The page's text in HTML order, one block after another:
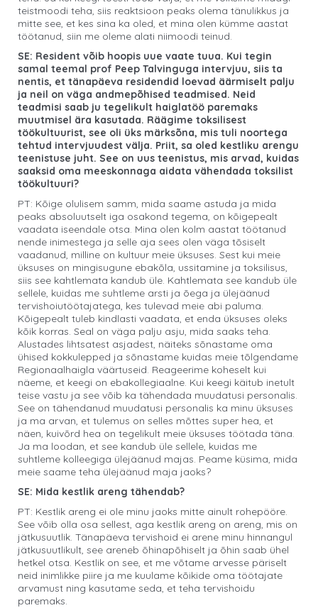
teistmoodi teha, siis reaktsioon peaks olema tänulikkus ja
mitte see, et kes sina ka oled, et mina olen kümme aastat
töötanud, siin me oleme alati niimoodi teinud.
SE: Resident võib hoopis uue vaate tuua. Kui tegin
samal teemal prof Peep Talvinguga intervjuu, siis ta
nentis, et tänapäeva residendid loevad äärmiselt palju
ja neil on väga andmepõhised teadmised. Neid
teadmisi saab ju tegelikult haiglatöö paremaks
muutmisel ära kasutada. Räägime toksilisest
töökultuurist, see oli üks märksõna, mis tuli noortega
tehtud intervjuudest välja. Priit, sa oled kestliku arengu
teenistuse juht. See on uus teenistus, mis arvad, kuidas
saaksid oma meeskonnaga aidata vähendada toksilist
töökultuuri?
PT: Kõige olulisem samm, mida saame astuda ja mida
peaks absoluutselt iga osakond tegema, on kõigepealt
vaadata iseendale otsa. Mina olen kolm aastat töötanud
nende inimestega ja selle aja sees olen väga tõsiselt
vaadanud, milline on kultuur meie üksuses. Sest kui meie
üksuses on mingisugune ebakõla, ussitamine ja toksilisus,
siis see kahtlemata kandub üle. Kahtlemata see kandub üle
sellele, kuidas me suhtleme arsti ja õega ja ülejäänud
tervishoiutöötajatega, kes tulevad meie abi paluma.
Kõigepealt tuleb kindlasti vaadata, et enda üksuses oleks
kõik korras. Seal on väga palju asju, mida saaks teha.
Alustades lihtsatest asjadest, näiteks sõnastame oma
ühised kokkulepped ja sõnastame kuidas meie tõlgendame
Regionaalhaigla väärtuseid. Reageerime koheselt kui
näeme, et keegi on ebakollegiaalne. Kui keegi käitub inetult
teise vastu ja see võib ka tähendada muudatusi personalis.
See on tähendanud muudatusi personalis ka minu üksuses
ja ma arvan, et tulemus on selles mõttes super hea, et
näen, kuivõrd hea on tegelikult meie üksuses töötada täna.
Ja ma loodan, et see kandub üle sellele, kuidas me
suhtleme kolleegiga ülejäänud majas. Peame küsima, mida
meie saame teha ülejäänud maja jaoks?
SE: Mida kestlik areng tähendab?
PT: Kestlik areng ei ole minu jaoks mitte ainult rohepööre.
See võib olla osa sellest, aga kestlik areng on areng, mis on
jätkusuutlik. Tänapäeva tervishoid ei arene minu hinnangul
jätkusuutlikult, see areneb õhinapõhiselt ja õhin saab ühel
hetkel otsa. Kestlik on see, et me võtame arvesse päriselt
neid inimlikke piire ja me kuulame kõikide oma töötajate
arvamust ning kasutame seda, et teha tervishoidu
paremaks.